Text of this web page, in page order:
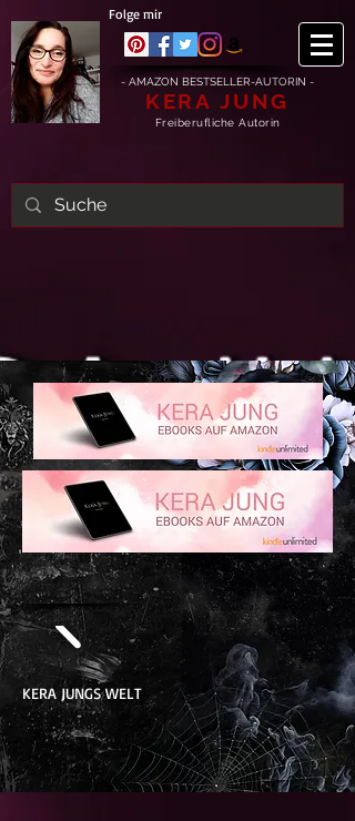
- AMAZON BESTSELLER-AUTORIN -
KERA JUNG
Freiberufliche Autorin
Folge mir
KERA JUNGS WELT